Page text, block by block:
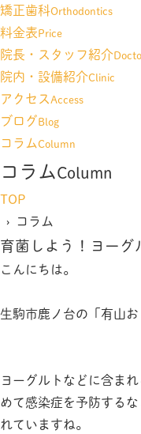
矯正歯科Orthodontics
料金表Price
院長・スタッフ紹介
院内・設備紹介Clinic
アクセスAccess
ブログBlog
コラムColumn
コラムColumn
TOP
› コラム
育菌しよう！ヨー
こんにちは。
生駒市鹿ノ台の「有山
ヨーグルトなどに含ま
めて感染症を予防する
れていますね。